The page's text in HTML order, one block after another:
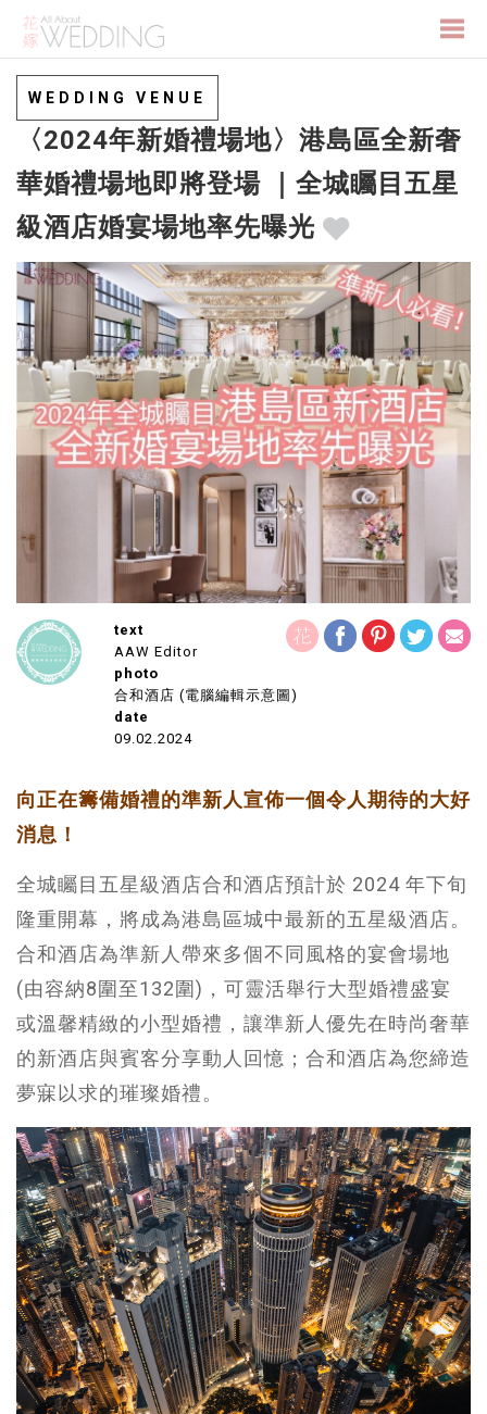
WEDDING VENUE
〈2024年新婚禮場地〉港島區全新奢
華婚禮場地即將登場 ｜全城矚目五星
級酒店婚宴場地率先曝光
text
AAW Editor
photo
合和酒店 (電腦編輯示意圖)
date
09.02.2024
向正在籌備婚禮的準新人宣佈一個令人期待的大好
消息！
全城矚目五星級酒店合和酒店預計於 2024 年下旬
隆重開幕，將成為港島區城中最新的五星級酒店。
合和酒店為準新人帶來多個不同風格的宴會場地
(由容納8圍至132圍)，可靈活舉行大型婚禮盛宴
或溫馨精緻的小型婚禮，讓準新人優先在時尚奢華
的新酒店與賓客分享動人回憶；合和酒店為您締造
夢寐以求的璀璨婚禮。